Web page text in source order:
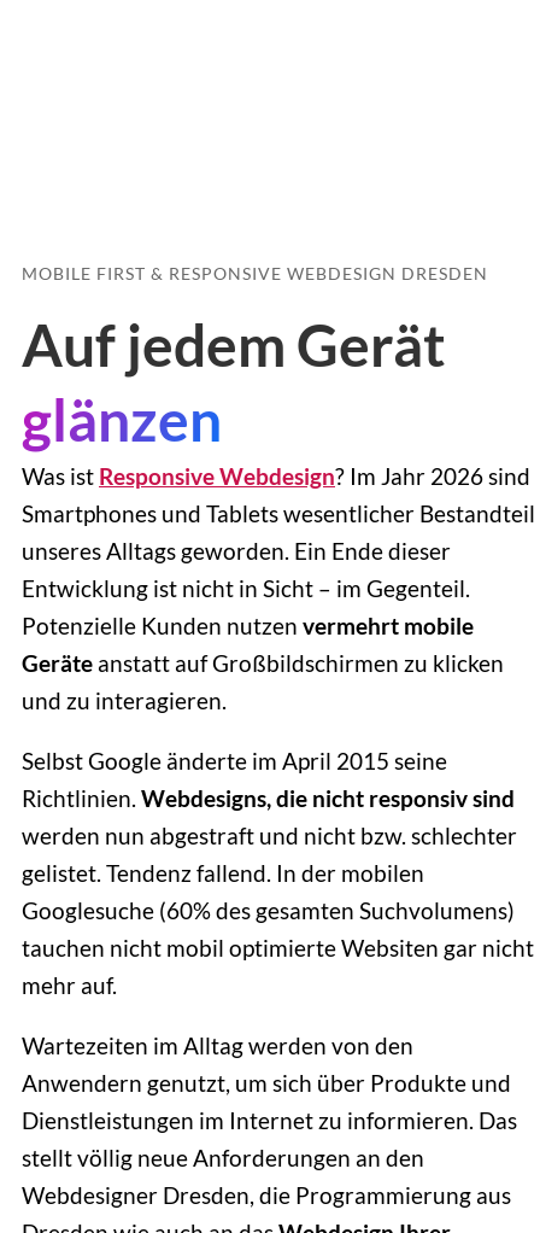
MOBILE FIRST & RESPONSIVE WEBDESIGN DRESDEN
Auf jedem Gerät
glänzen
Was ist Responsive Webdesign? Im Jahr 2026 sind
Smartphones und Tablets wesentlicher Bestandteil
unseres Alltags geworden. Ein Ende dieser
Entwicklung ist nicht in Sicht – im Gegenteil.
Potenzielle Kunden nutzen vermehrt mobile
Geräte anstatt auf Großbildschirmen zu klicken
und zu interagieren.
Selbst Google änderte im April 2015 seine
Richtlinien. Webdesigns, die nicht responsiv sind
werden nun abgestraft und nicht bzw. schlechter
gelistet. Tendenz fallend. In der mobilen
Googlesuche (60% des gesamten Suchvolumens)
tauchen nicht mobil optimierte Websiten gar nicht
mehr auf.
Wartezeiten im Alltag werden von den
Anwendern genutzt, um sich über Produkte und
Dienstleistungen im Internet zu informieren. Das
stellt völlig neue Anforderungen an den
Webdesigner Dresden, die Programmierung aus